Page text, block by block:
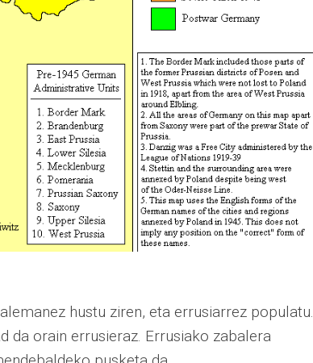
hustu ziren, eta errusiarrez populatu.
da orain errusieraz. Errusiako zabalera